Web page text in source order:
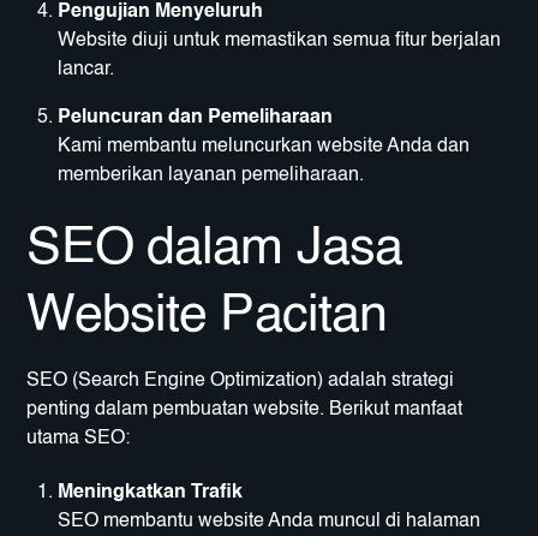
Pengujian Menyeluruh
Website diuji untuk memastikan semua fitur berjalan
lancar.
Peluncuran dan Pemeliharaan
Kami membantu meluncurkan website Anda dan
memberikan layanan pemeliharaan.
SEO dalam Jasa
Website Pacitan
SEO (Search Engine Optimization) adalah strategi
penting dalam pembuatan website. Berikut manfaat
utama SEO:
Meningkatkan Trafik
SEO membantu website Anda muncul di halaman